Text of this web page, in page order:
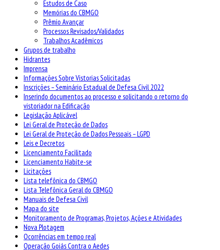
Estudos de Caso
Memórias do CBMGO
Prêmio Avançar
Processos Revisados/Validados
Trabalhos Acadêmicos
Grupos de trabalho
Hidrantes
Imprensa
Informações Sobre Vistorias Solicitadas
Inscrições – Seminário Estadual de Defesa Civil 2022
Inserindo documentos ao processo e solicitando o retorno do
vistoriador na Edificação
Legislação Aplicável
Lei Geral de Proteção de Dados
Lei Geral de Proteção de Dados Pessoais – LGPD
Leis e Decretos
Licenciamento Facilitado
Licenciamento Habite-se
Licitações
Lista telefônica do CBMGO
Lista Telefônica Geral do CBMGO
Manuais de Defesa Civil
Mapa do site
Monitoramento de Programas, Projetos, Ações e Atividades
Nova Plotagem
Ocorrências em tempo real
Operação Goiás Contra o Aedes